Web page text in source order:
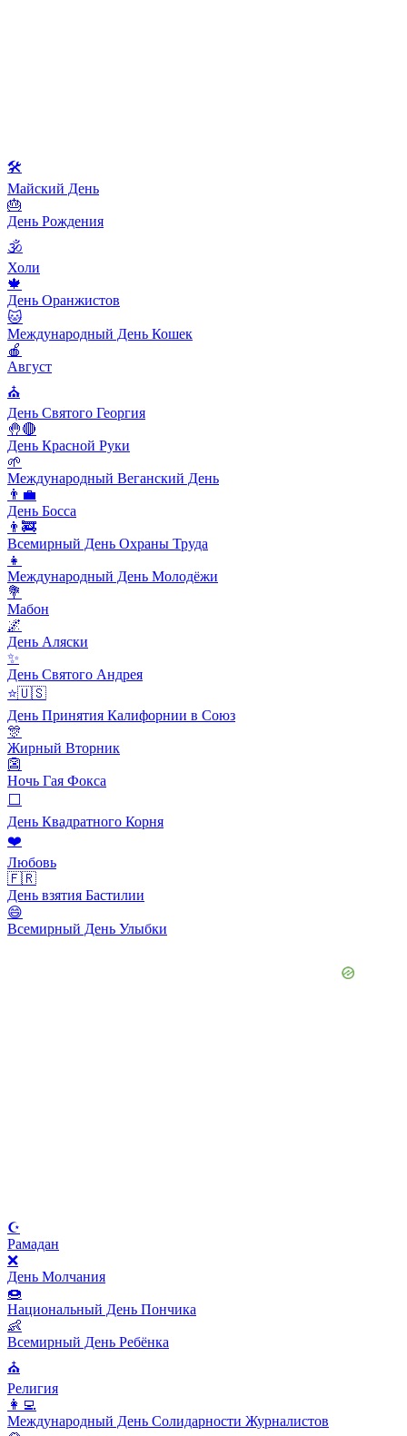
🛠
Майский День
🎂
День Рождения
🕉
Холи
🍁
День Оранжистов
🐱
Международный День Кошек
🍎
Август
⛪️
День Святого Георгия
🤚🔴
День Красной Руки
🌱
Международный Веганский День
👨‍💼
День Босса
👨‍🚒
Всемирный День Охраны Труда
👧
Международный День Молодёжи
💐
Мабон
🌌
День Аляски
✨
День Святого Андрея
⭐️🇺🇸
День Принятия Калифорнии в Союз
🎊
Жирный Вторник
👺
Ночь Гая Фокса
⬜️
День Квадратного Корня
❤️
Любовь
🇫🇷
День взятия Бастилии
😄
Всемирный День Улыбки
☪️
Рамадан
❌
День Молчания
🍩
Национальный День Пончика
👶
Всемирный День Ребёнка
⛪️
Религия
👩‍💻
Международный День Солидарности Журналистов